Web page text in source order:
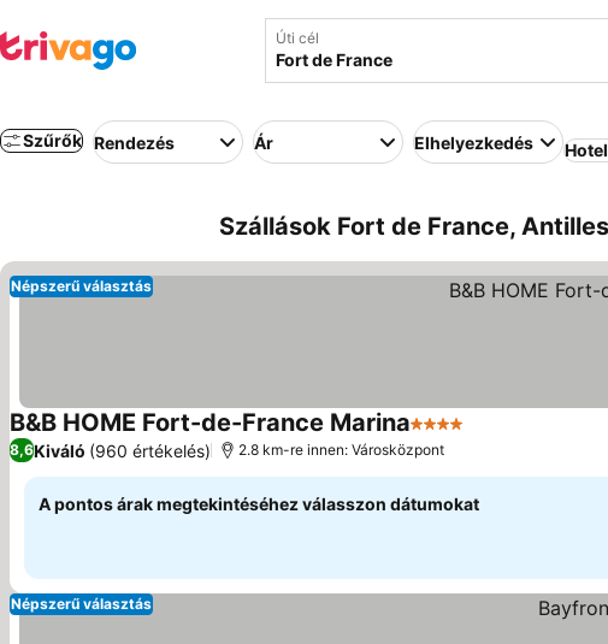
Úti cél
Szűrők Rendezés Ár Elhelyezkedés
Szállások Fort de France,
Népszerű választás
B&B HOME Fort-de-France Marina4 Kategória
8,6Kiváló (960 értékelés) 2.8 km-re innen: Városközpont
A pontos árak megtekintéséhez válasszon dátumokat
Népszerű választás